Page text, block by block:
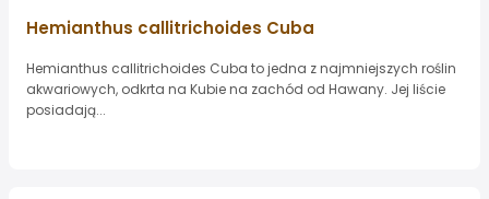
Hemianthus callitrichoides Cuba
Hemianthus callitrichoides Cuba to jedna z najmniejszych roślin
akwariowych, odkrta na Kubie na zachód od Hawany. Jej liście
posiadają...